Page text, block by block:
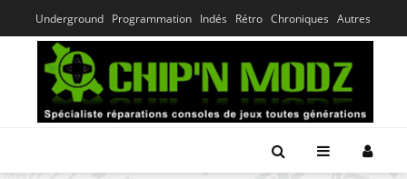
Underground Programmation Indés Rétro Chroniques Autres